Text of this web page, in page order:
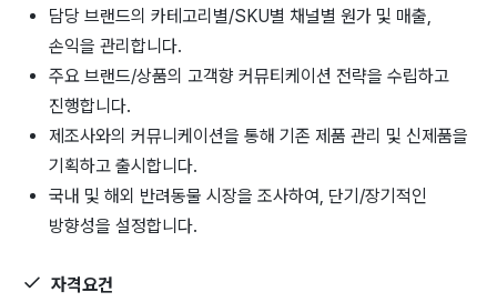
담당 브랜드의 카테고리별/SKU별 채널별 원가 및 매출,
손익을 관리합니다.
주요 브랜드/상품의 고객향 커뮤티케이션 전략을 수립하고
진행합니다.
제조사와의 커뮤니케이션을 통해 기존 제품 관리 및 신제품을
기획하고 출시합니다.
국내 및 해외 반려동물 시장을 조사하여, 단기/장기적인
방향성을 설정합니다.
자격요건